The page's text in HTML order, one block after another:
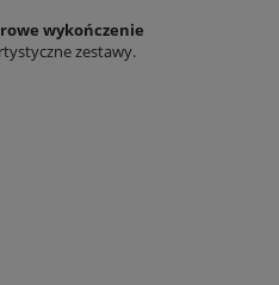
wykończenie
zestawy.